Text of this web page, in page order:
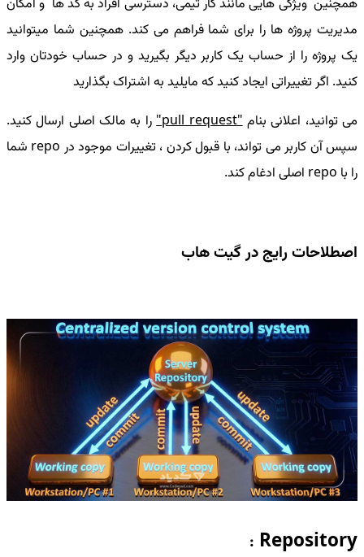
همچنین ویژگی هایی مانند کار تیمی، دسترسی افراد به کد ها و امکان
مدیریت پروژه ها را برای شما فراهم می کند. همچنین شما میتوانید
یک پروژه را از حساب یک کاربر دیگر بگیرید و در حساب خودتان وارد
کنید. اگر تغییراتی ایجاد کنید که مایلید به اشتراک بگذارید
می توانید، اعلانی بنام"pull request"
را به مالک اصلی ارسال کنید.
سپس آن کاربر می تواند، با قبول کردن ، تغییرات موجود در repo شما
را با repo اصلی ادغام کند.
اصطلاحات رایج در گیت‌ هاب
Repository
: